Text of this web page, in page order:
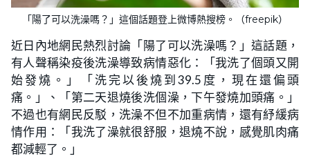
「陽了可以洗澡嗎？」這個話題登上微博熱搜榜。（freepik）
近日內地網民熱烈討論「陽了可以洗澡嗎？」這話題，
有人聲稱染疫後洗澡導致病情惡化：「我洗了個頭又開
始發燒。」「洗完以後燒到39.5度，現在還偏頭
痛。」、「第二天退燒後洗個澡，下午發燒加頭痛。」
不過也有網民反駁，洗澡不但不加重病情，還有紓緩病
情作用：「我洗了澡就很舒服，退燒不說，感覺肌肉痛
都減輕了。」